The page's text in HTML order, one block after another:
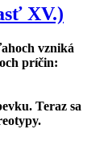
XV.)
vzniká
príčin:
Teraz sa